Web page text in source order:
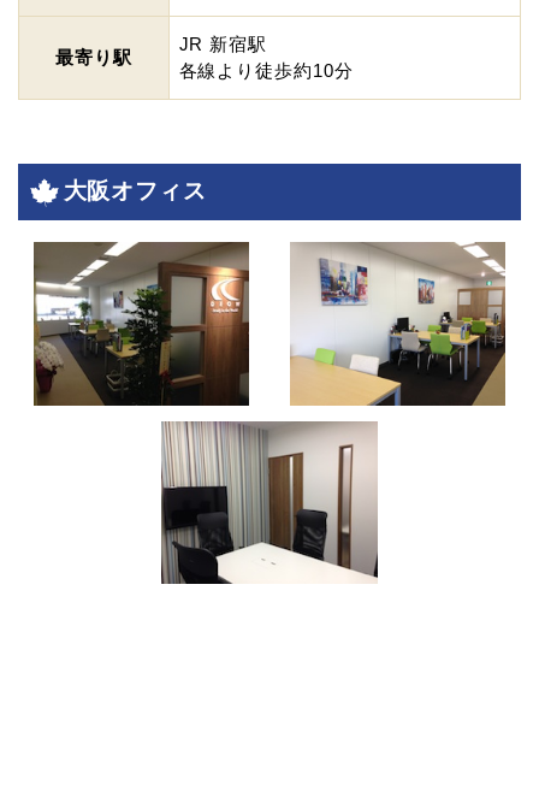
最寄り駅
JR 新宿駅
各線より徒歩約10分
大阪オフィス